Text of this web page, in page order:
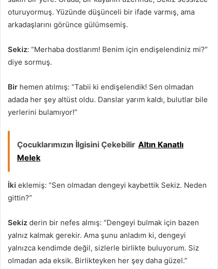
oturuyormuş. Yüzünde düşünceli bir ifade varmış, ama
arkadaşlarını görünce gülümsemiş.
Sekiz: “Merhaba dostlarım! Benim için endişelendiniz mi?”
diye sormuş.
Bir hemen atılmış: “Tabii ki endişelendik! Sen olmadan
adada her şey altüst oldu. Danslar yarım kaldı, bulutlar bile
yerlerini bulamıyor!”
Çocuklarımızın İlgisini Çekebilir Altın Kanatlı
Melek
İki eklemiş: “Sen olmadan dengeyi kaybettik Sekiz. Neden
gittin?”
Sekiz derin bir nefes almış: “Dengeyi bulmak için bazen
yalnız kalmak gerekir. Ama şunu anladım ki, dengeyi
yalnızca kendimde değil, sizlerle birlikte buluyorum. Siz
olmadan ada eksik. Birlikteyken her şey daha güzel.”